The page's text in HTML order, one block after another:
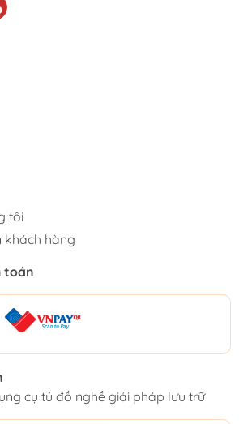
tôi
hàng
toán
cụ tủ đồ nghề giải pháp lưu trữ